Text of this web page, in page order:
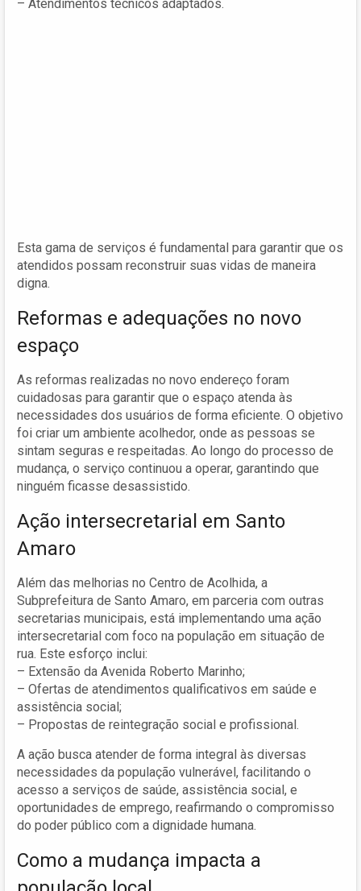
– Atendimentos técnicos adaptados.
Esta gama de serviços é fundamental para garantir que os
atendidos possam reconstruir suas vidas de maneira
digna.
Reformas e adequações no novo
espaço
As reformas realizadas no novo endereço foram
cuidadosas para garantir que o espaço atenda às
necessidades dos usuários de forma eficiente. O objetivo
foi criar um ambiente acolhedor, onde as pessoas se
sintam seguras e respeitadas. Ao longo do processo de
mudança, o serviço continuou a operar, garantindo que
ninguém ficasse desassistido.
Ação intersecretarial em Santo
Amaro
Além das melhorias no Centro de Acolhida, a
Subprefeitura de Santo Amaro, em parceria com outras
secretarias municipais, está implementando uma ação
intersecretarial com foco na população em situação de
rua. Este esforço inclui:
– Extensão da Avenida Roberto Marinho;
– Ofertas de atendimentos qualificativos em saúde e
assistência social;
– Propostas de reintegração social e profissional.
A ação busca atender de forma integral às diversas
necessidades da população vulnerável, facilitando o
acesso a serviços de saúde, assistência social, e
oportunidades de emprego, reafirmando o compromisso
do poder público com a dignidade humana.
Como a mudança impacta a